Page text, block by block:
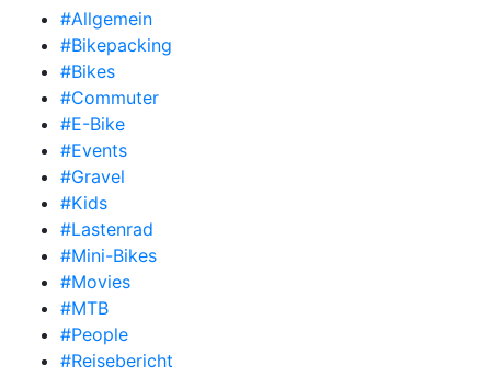
#Allgemein
#Bikepacking
#Bikes
#Commuter
#E-Bike
#Events
#Gravel
#Kids
#Lastenrad
#Mini-Bikes
#Movies
#MTB
#People
#Reisebericht